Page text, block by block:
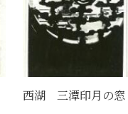
西湖 三潭印月の窓